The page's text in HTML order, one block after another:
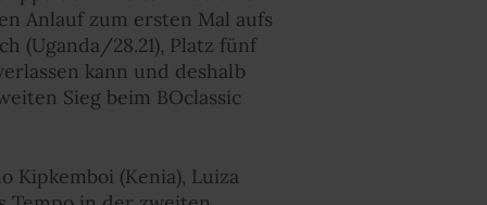
Anlauf zum ersten Mal aufs
(Uganda/28.21), Platz fünf
kann und deshalb
Sieg beim BOclassic
Kipkemboi (Kenia), Luiza